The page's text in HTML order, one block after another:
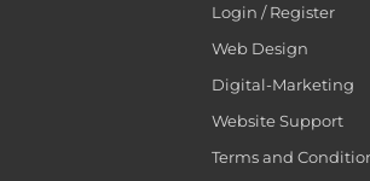
Login / Register
Web Design
Digital-Marketing
Website Support
Terms and